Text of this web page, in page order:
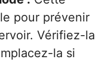
pour prévenir
Vérifiez-la
la si